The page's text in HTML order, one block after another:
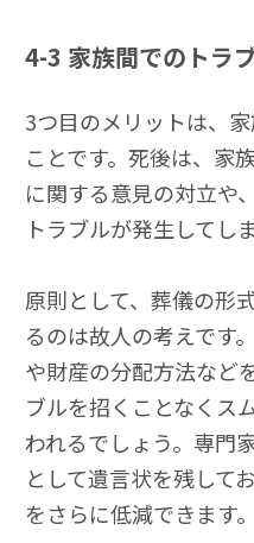
4-3 家族間でのトラ
3つ目のメリットは、
ことです。死後は、家
に関する意見の対立や
トラブルが発生してし
原則として、葬儀の形
るのは故人の考えです
や財産の分配方法など
ブルを招くことなくス
われるでしょう。専門
として遺言状を残して
をさらに低減できます。